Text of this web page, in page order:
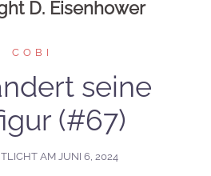
D. Eisenhower
COBI
seine
(#67)
AM JUNI 6, 2024